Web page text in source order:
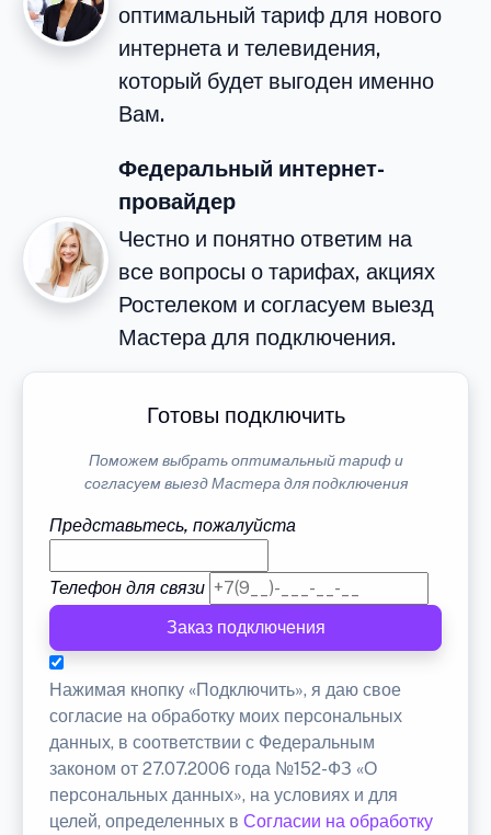
оптимальный тариф для нового
интернета и телевидения,
который будет выгоден именно
Вам.
Федеральный интернет-
провайдер
Честно и понятно ответим на
все вопросы о тарифах, акциях
Ростелеком и согласуем выезд
Мастера для подключения.
Готовы подключить
Поможем выбрать оптимальный тариф и
согласуем выезд Мастера для подключения
Представьтесь, пожалуйста
Телефон для связи
Заказ подключения
Нажимая кнопку «Подключить», я даю свое
согласие на обработку моих персональных
данных, в соответствии с Федеральным
законом от 27.07.2006 года №152-ФЗ «О
персональных данных», на условиях и для
целей, определенных в Согласии на обработку